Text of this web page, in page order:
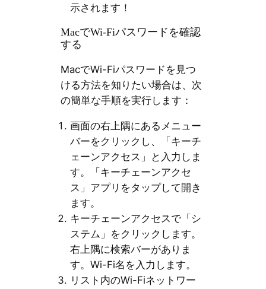
示されます！
MacでWi-Fiパスワードを確認
する
MacでWi-Fiパスワードを見つ
ける方法を知りたい場合は、次
の簡単な手順を実行します：
画面の右上隅にあるメニュー
バーをクリックし、「キーチ
ェーンアクセス」と入力しま
す。「キーチェーンアクセ
ス」アプリをタップして開き
ます。
キーチェーンアクセスで「シ
ステム」をクリックします。
右上隅に検索バーがありま
す。Wi-Fi名を入力します。
リスト内のWi-Fiネットワー